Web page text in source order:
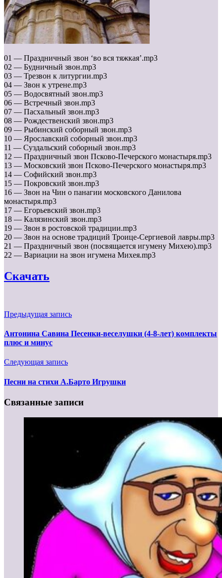
01 — Праздничный звон ‘во вся тяжкая’.mp3
02 — Будничный звон.mp3
03 — Трезвон к литургии.mp3
04 — Звон к утрене.mp3
05 — Водосвятный звон.mp3
06 — Встречный звон.mp3
07 — Пасхальный звон.mp3
08 — Рождественский звон.mp3
09 — Рыбинский соборный звон.mp3
10 — Ярославский соборный звон.mp3
11 — Суздальский соборный звон.mp3
12 — Праздничный звон Псково-Печерского монастыря.mp3
13 — Московский звон Псково-Печерского монастыря.mp3
14 — Софийский звон.mp3
15 — Покровский звон.mp3
16 — Звон на Чин о панагии московского Данилова
монастыря.mp3
17 — Егорьевский звон.mp3
18 — Калязинский звон.mp3
19 — Звон в ростовской традиции.mp3
20 — Звон на основе традиций Троице-Сергиевой лавры.mp3
21 — Праздничный звон (посвящается игумену Михею).mp3
22 — Вариации на звон игумена Михея.mp3
Скачать
Предыдущая запись
Антонина Савина Песенки-веселушки (4-8-лет) комплекты
плюс и минус
Следующая запись
Песни на стихи А.Барто Игрушки
Связанные записи